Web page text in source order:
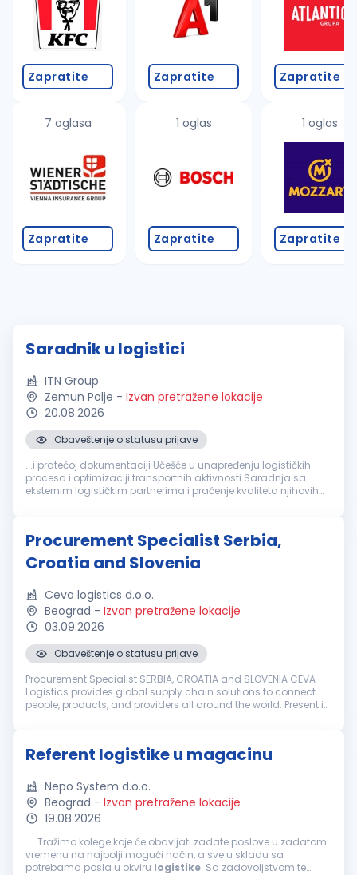
Zapratite
7 oglasa
Zapratite
Zapratite
1 oglas
Zapratite
Zapratite
1 oglas
Zapratite
Saradnik u logistici
ITN Group
Zemun Polje - Izvan pretražene lokacije
20.08.2026
Obaveštenje o statusu prijave
...i pratećoj dokumentaciji Učešće u unapređenju logističkih
procesa i optimizaciji transportnih aktivnosti Saradnja sa
eksternim logističkim partnerima i praćenje kvaliteta njihovih
Procurement Specialist Serbia,
Croatia and Slovenia
Ceva logistics d.o.o.
Beograd - Izvan pretražene lokacije
03.09.2026
Obaveštenje o statusu prijave
Procurement Specialist SERBIA, CROATIA and SLOVENIA CEVA
Logistics provides global supply chain solutions to connect
people, products, and providers all around the world. Present in
Referent logistike u magacinu
Nepo System d.o.o.
Beograd - Izvan pretražene lokacije
19.08.2026
.... Tražimo kolege koje će obavljati zadate poslove u zadatom
vremenu na najbolji mogući način, a sve u skladu sa
potrebama posla u okviru logistike. Sa zadovoljstvom te